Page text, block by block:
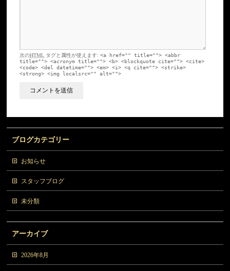
次のHTML タグと属性が使えます:<a href="" title=""> <abbr
title=""> <acronym title=""> <b> <blockquote cite=""> <cite>
<code> <del datetime=""> <em> <i> <q cite=""> <strike>
<strong> <img localsrc="" alt="">
ブログカテゴリー
お知らせ
スタッフブログ
未分類
アーカイブ
2026年8月